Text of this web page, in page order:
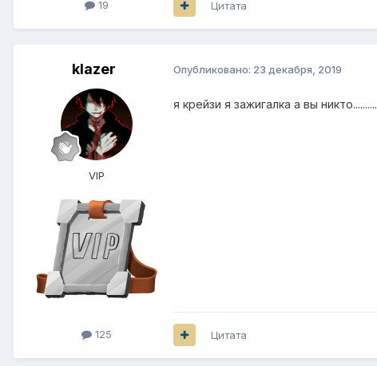
19 Цитата
klazer
VIP
125
Опубликовано: 23 декабря, 2019
я крейзи я зажигалка а вы никто..........
Цитата